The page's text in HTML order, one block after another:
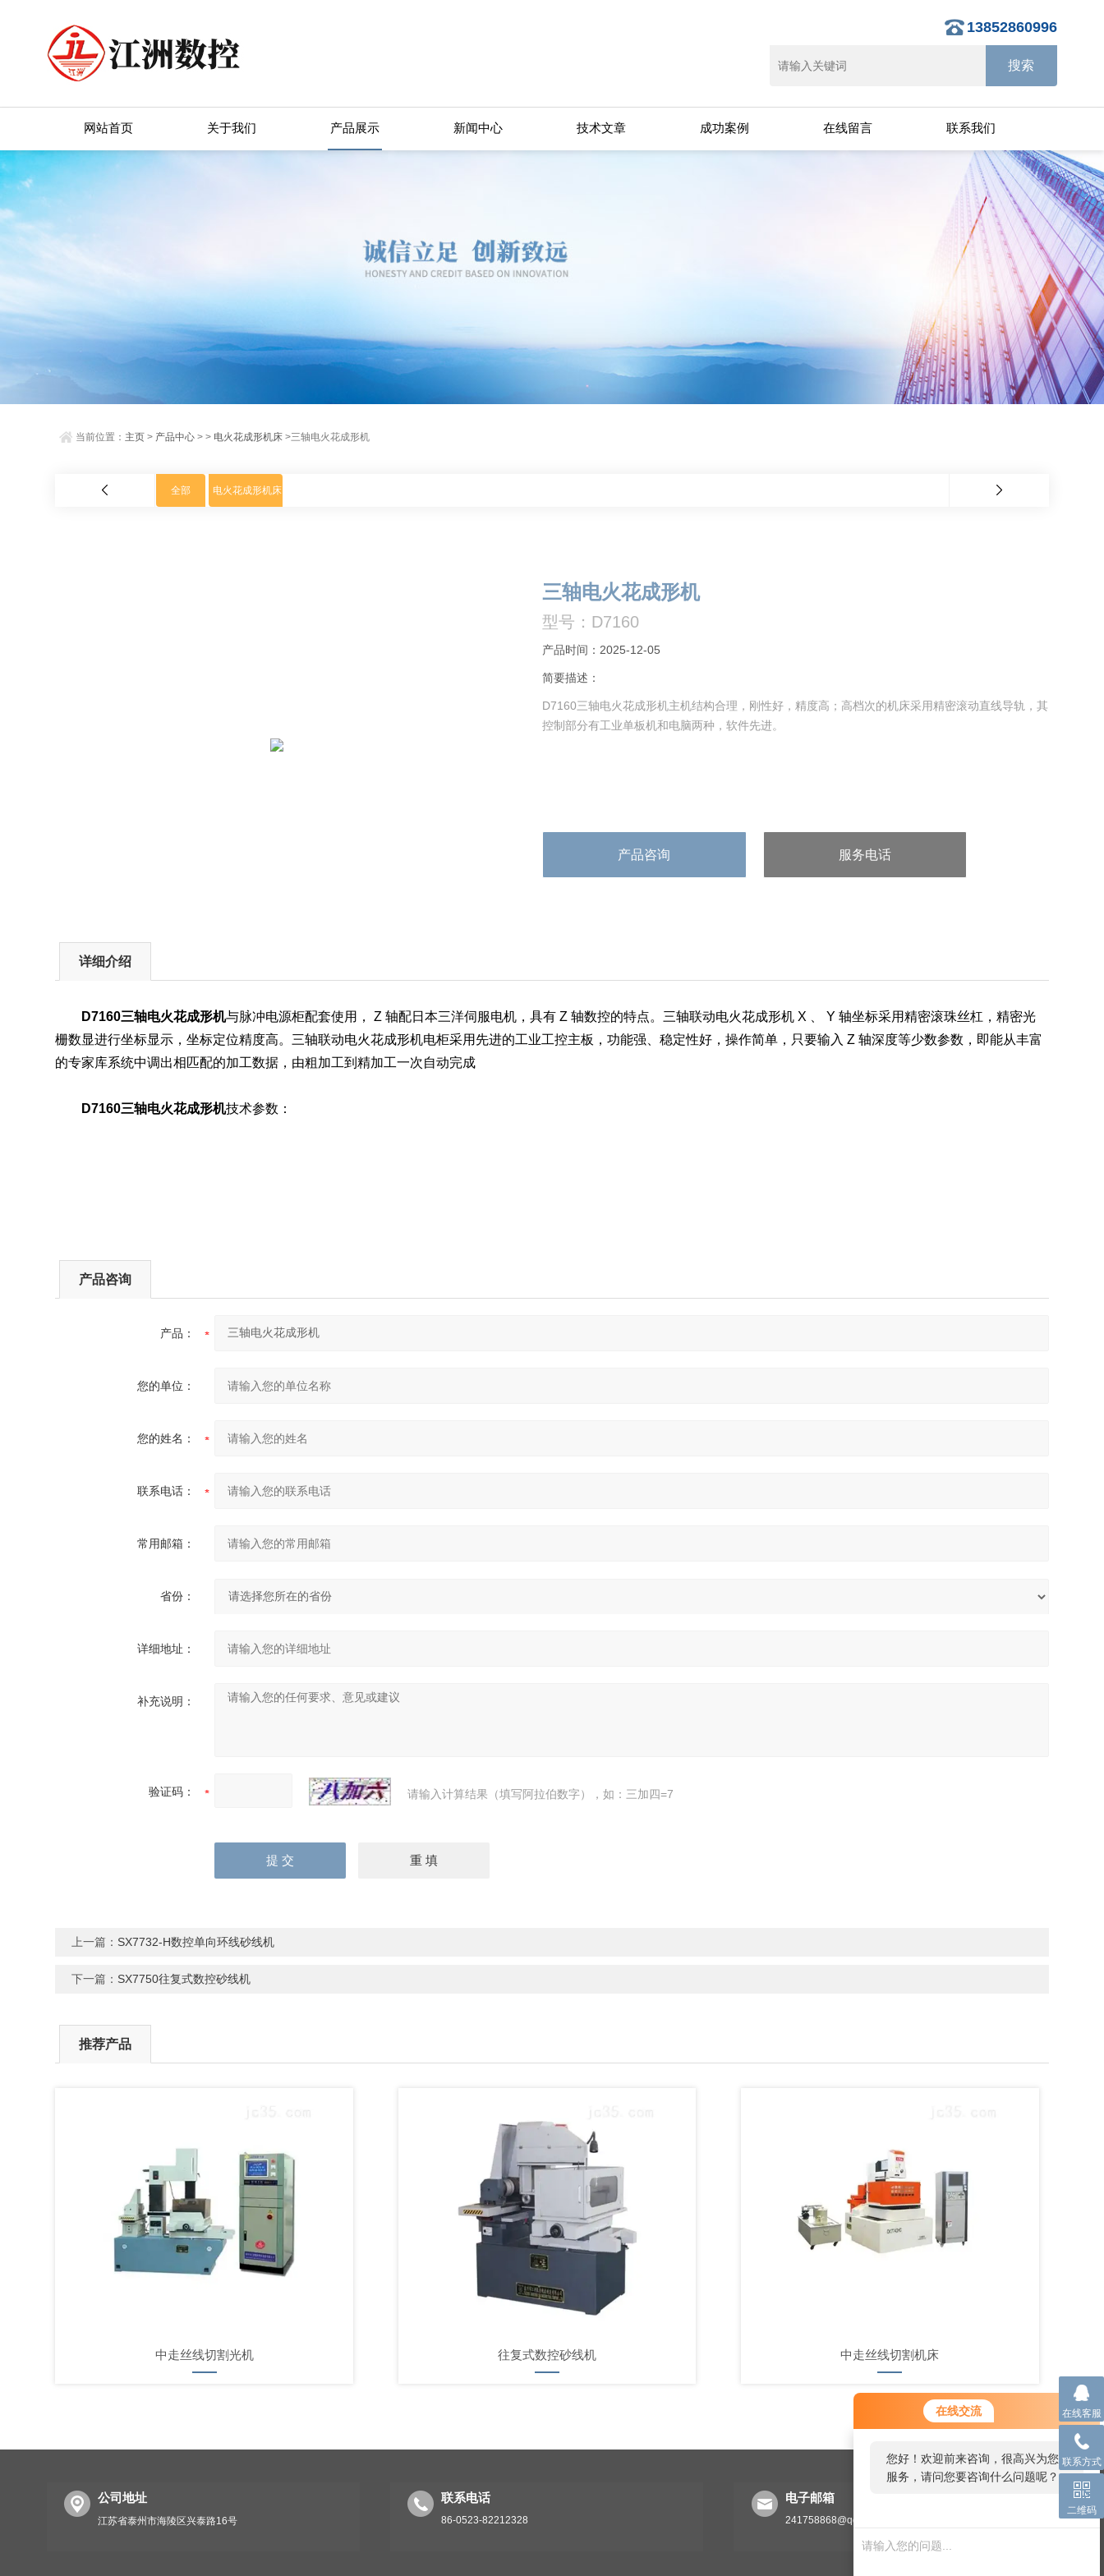
在线交流
您好！欢迎前来咨询，很高兴为您
服务，请问您要咨询什么问题呢？
13852860996
网站首页 关于我们 产品展示 新闻中心 技术文章 成功案例 在线留言 联系我们
当前位置： 主页 > 产品中心 > > 电火花成形机床 >三轴电火花成形机
全部 电火花成形机床
三轴电火花成形机
型号：D7160
产品时间：2025-12-05
简要描述：
D7160三轴电火花成形机主机结构合理，刚性好，精度高；高档次的机床采用精密滚动直线导轨，其
控制部分有工业单板机和电脑两种，软件先进。
产品咨询 服务电话
详细介绍
D7160三轴电火花成形机与脉冲电源柜配套使用， Z 轴配日本三洋伺服电机，具有 Z 轴数控的特点。三轴联动电火花成形机 X 、 Y 轴坐标采用精密滚珠丝杠，精密光
栅数显进行坐标显示，坐标定位精度高。三轴联动电火花成形机电柜采用先进的工业工控主板，功能强、稳定性好，操作简单，只要输入 Z 轴深度等少数参数，即能从丰富
的专家库系统中调出相匹配的加工数据，由粗加工到精加工一次自动完成
D7160三轴电火花成形机技术参数：
产品咨询
产品：
您的单位：
您的姓名：
联系电话：
常用邮箱：
省份：
详细地址：
补充说明：
验证码： 请输入计算结果（填写阿拉伯数字），如：三加四=7
上一篇： SX7732-H数控单向环线砂线机
下一篇： SX7750往复式数控砂线机
推荐产品
中走丝线切割光机 往复式数控砂线机 中走丝线切割机床
公司地址
江苏省泰州市海陵区兴泰路16号
联系电话
86-0523-82212328
电子邮箱
241758868@qq.com
在线客服
联系方式
二维码